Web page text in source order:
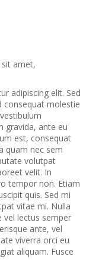
amet,
adipiscing elit. Sed
consequat molestie
gravida, ante eu
est, consequat
quam nec sem
volutpat
velit. In
tempor non. Etiam
quis. Sed mi
vitae mi. Nulla
vel lectus semper
ante, vel
viverra orci eu
aliquam. Fusce